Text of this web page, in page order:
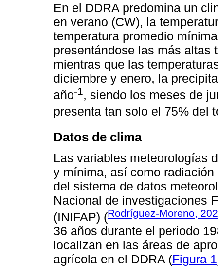
En el DDRA predomina un
en verano (CW), la
temperatura promedio
presentándose las más altas
mientras que las
diciembre y enero, la
año-1, siendo los meses de
presenta tan solo el 75% del
Datos de clima
Las variables meteorologías
y mínima, así como
del sistema de datos
Nacional de investigaciones
(INIFAP) (Rodríguez-Moreno,
36 años durante el periodo
localizan en las áreas de
agrícola en el DDRA (Figura 1